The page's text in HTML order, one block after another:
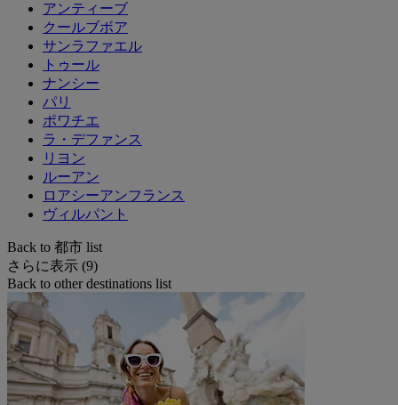
アンティーブ
クールブボア
サンラファエル
トゥール
ナンシー
パリ
ポワチエ
ラ・デファンス
リヨン
ルーアン
ロアシーアンフランス
ヴィルパント
Back to 都市 list
さらに表示 (9)
Back to other destinations list